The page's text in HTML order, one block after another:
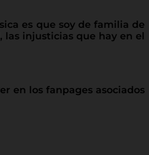
es que soy de familia de
las injusticias que hay en el
en los fanpages asociados